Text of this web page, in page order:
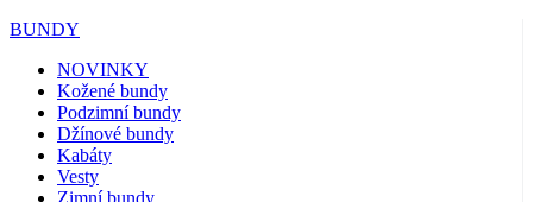
BUNDY
NOVINKY
Kožené bundy
Podzimní bundy
Džínové bundy
Kabáty
Vesty
Zimní bundy